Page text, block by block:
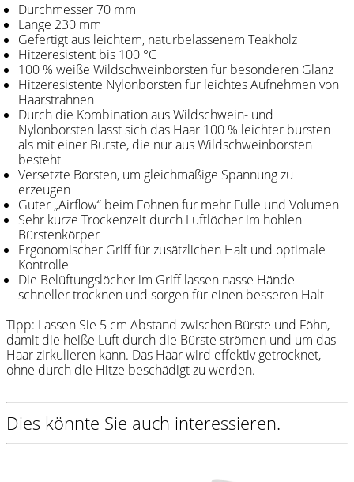
Y.S. Park
Werkzeugtaschen
e-kwip
Joewell
Shampoo
Aromase Salon-Pro
Equipment
Sale %
Service
Aktuelle Informationen
Produktwissen Scheren
Flyer
Kataloge
Durchmesser 70 mm
Länge 230 mm
Gefertigt aus leichtem, naturbelassenem Teakholz
Hitzeresistent bis 100 °C
100 % weiße Wildschweinborsten für besonderen Glanz
Hitzeresistente Nylonborsten für leichtes Aufnehmen von
Haarsträhnen
Durch die Kombination aus Wildschwein- und
Nylonborsten lässt sich das Haar 100 % leichter bürsten
als mit einer Bürste, die nur aus Wildschweinborsten
besteht
Versetzte Borsten, um gleichmäßige Spannung zu
erzeugen
Guter „Airflow“ beim Föhnen für mehr Fülle und Volumen
Sehr kurze Trockenzeit durch Luftlöcher im hohlen
Bürstenkörper
Ergonomischer Griff für zusätzlichen Halt und optimale
Kontrolle
Die Belüftungslöcher im Griff lassen nasse Hände
schneller trocknen und sorgen für einen besseren Halt
Tipp: Lassen Sie 5 cm Abstand zwischen Bürste und Föhn,
damit die heiße Luft durch die Bürste strömen und um das
Haar zirkulieren kann. Das Haar wird effektiv getrocknet,
ohne durch die Hitze beschädigt zu werden.
Dies könnte Sie auch interessieren.